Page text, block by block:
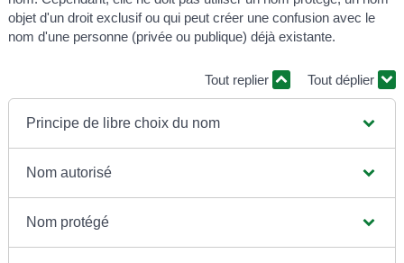
objet d'un droit exclusif ou qui peut créer une confusion avec le
nom d'une personne (privée ou publique) déjà existante.
Tout replier Tout déplier
Principe de libre choix du nom
Nom autorisé
Nom protégé